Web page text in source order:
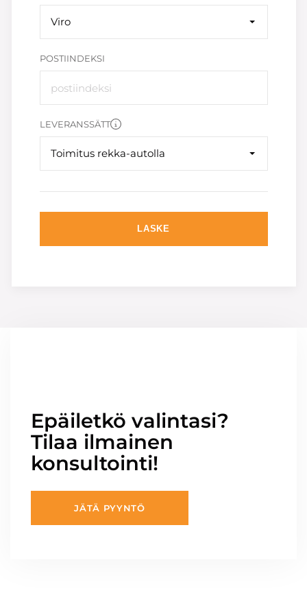
Viro
POSTIINDEKSI
LEVERANSSÄTT
Toimitus rekka-autolla
LASKE
Epäiletkö valintasi?
Tilaa ilmainen
konsultointi!
JÄTÄ PYYNTÖ